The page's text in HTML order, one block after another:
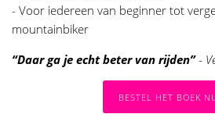
- Voor iedereen van beginner tot
mountainbiker
“Daar ga je echt beter van rijden”-
BESTEL HET BOEK